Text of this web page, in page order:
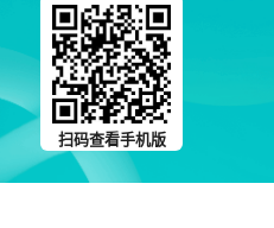
扫码查看手机版